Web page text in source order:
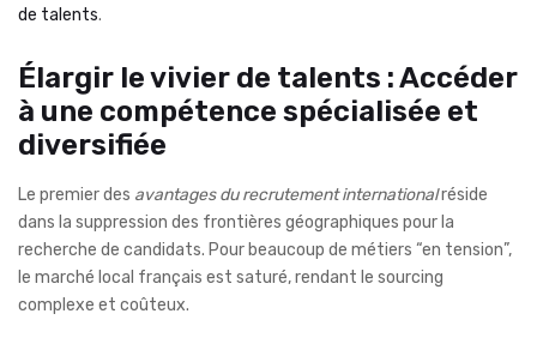
de talents.
Élargir le vivier de talents : Accéder
à une compétence spécialisée et
diversifiée
Le premier des avantages du recrutement internationalréside
dans la suppression des frontières géographiques pour la
recherche de candidats. Pour beaucoup de métiers “en tension”,
le marché local français est saturé, rendant le sourcing
complexe et coûteux.